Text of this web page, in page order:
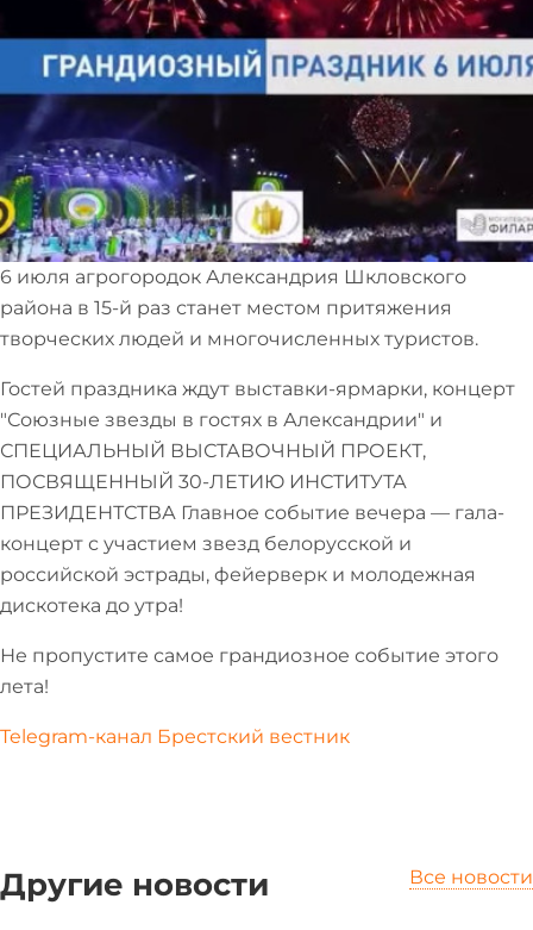
6 июля агрогородок Александрия Шкловского
района в 15-й раз станет местом притяжения
творческих людей и многочисленных туристов.
Гостей праздника ждут выставки-ярмарки, концерт
"Союзные звезды в гостях в Александрии" и
СПЕЦИАЛЬНЫЙ ВЫСТАВОЧНЫЙ ПРОЕКТ,
ПОСВЯЩЕННЫЙ 30‑ЛЕТИЮ ИНСТИТУТА
ПРЕЗИДЕНТСТВА Главное событие вечера — гала-
концерт с участием звезд белорусской и
российской эстрады, фейерверк и молодежная
дискотека до утра!
Не пропустите самое грандиозное событие этого
лета!
Telegram-канал Брестский вестник
Другие новости Все новости